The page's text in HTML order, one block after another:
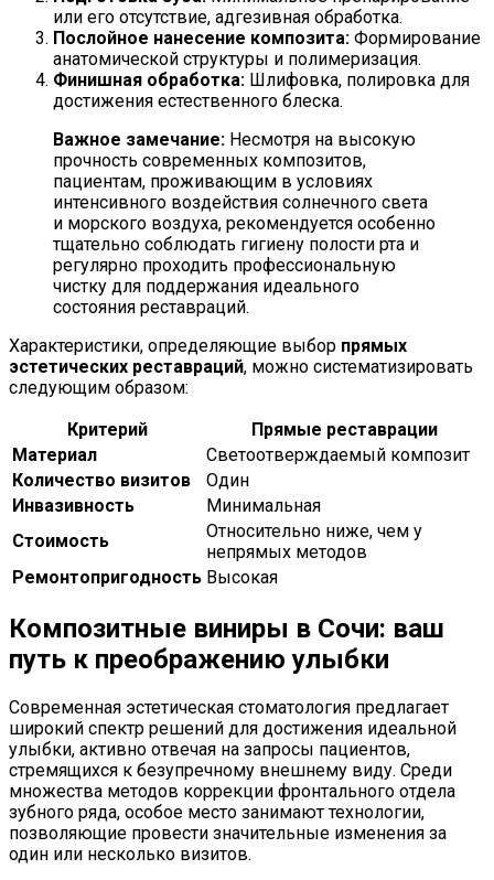
или его отсутствие, адгезивная обработка.
Послойное нанесение композита: Формирование
анатомической структуры и полимеризация.
Финишная обработка: Шлифовка, полировка для
достижения естественного блеска.
Важное замечание: Несмотря на высокую
прочность современных композитов,
пациентам, проживающим в условиях
интенсивного воздействия солнечного света
и морского воздуха, рекомендуется особенно
тщательно соблюдать гигиену полости рта и
регулярно проходить профессиональную
чистку для поддержания идеального
состояния реставраций.
Характеристики, определяющие выбор прямых
эстетических реставраций, можно систематизировать
следующим образом:
Критерий
Прямые реставрации
Материал
Светоотверждаемый композит
Количество визитов
Один
Инвазивность
Минимальная
Стоимость
Относительно ниже, чем у
непрямых методов
Ремонтопригодность Высокая
Композитные виниры в Сочи: ваш
путь к преображению улыбки
Современная эстетическая стоматология предлагает
широкий спектр решений для достижения идеальной
улыбки, активно отвечая на запросы пациентов,
стремящихся к безупречному внешнему виду. Среди
множества методов коррекции фронтального отдела
зубного ряда, особое место занимают технологии,
позволяющие провести значительные изменения за
один или несколько визитов.